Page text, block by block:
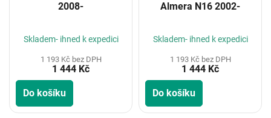
2008-
Skladem- ihned k expedici
1 193 Kč bez DPH
1 444 Kč
Do košíku
Almera N16 2002-
Skladem- ihned k expedici
1 193 Kč bez DPH
1 444 Kč
Do košíku